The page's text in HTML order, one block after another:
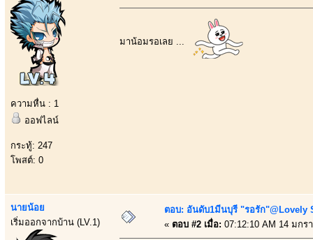
ความหื่น : 1
ออฟไลน์
กระทู้: 247
โพสต์: 0
มาน้อมรอเลย ...
นายน้อย
เริ่มออกจากบ้าน (LV.1)
ตอบ: อันดับ1มีนบุรี "รอรัก"@Lovely
« ตอบ #2 เมื่อ: 07:12:10 AM 14 มกร